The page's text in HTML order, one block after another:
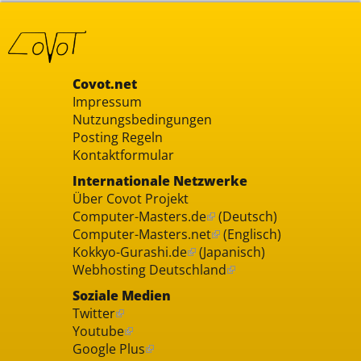
Covot.net
Impressum
Nutzungsbedingungen
Posting Regeln
Kontaktformular
Internationale Netzwerke
Über Covot Projekt
Computer-Masters.de (Deutsch)
Computer-Masters.net (Englisch)
Kokkyo-Gurashi.de (Japanisch)
Webhosting Deutschland
Soziale Medien
Twitter
Youtube
Google Plus